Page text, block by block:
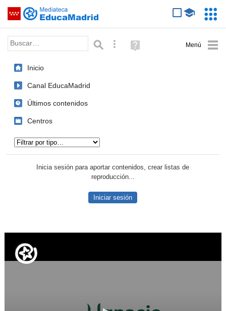
Saltar navegación
Palabra o frase: Búsqueda avanzada
Ayuda
(en
Inicio
Canal EducaMadrid
Últimos contenidos
Centros
Inicia sesión para aportar contenidos, crear listas de
reproducción...
Iniciar sesión